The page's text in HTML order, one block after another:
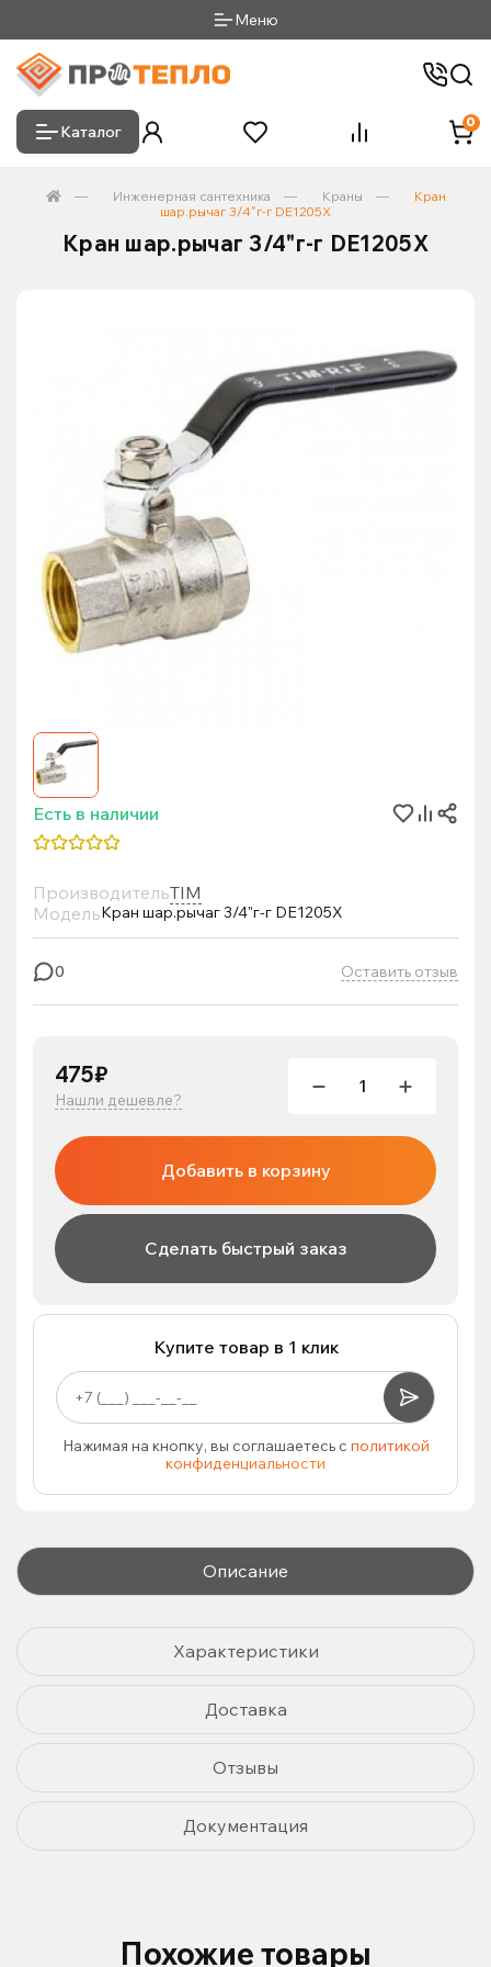
Меню
Каталог
0
Инженерная сантехника Краны
Кран
шар.рычаг 3/4"г-г DE1205X
Кран шар.рычаг 3/4"г-г DE1205X
Есть в наличии
ПроизводительTIM
МодельКран шар.рычаг 3/4"г-г DE1205X
0 Оставить отзыв
475₽
Нашли дешевле?
Добавить в корзину
Сделать быстрый заказ
Купите товар в 1 клик
Нажимая на кнопку, вы соглашаетесь с политикой
конфиденциальности
Описание
Характеристики
Доставка
Отзывы
Документация
Похожие товары